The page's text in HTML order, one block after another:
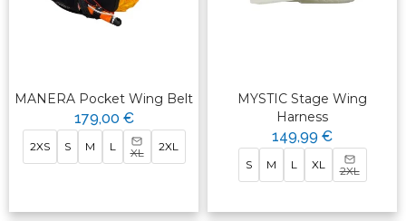
MANERA Pocket Wing Belt
179,00 €
2XS S M L XL 2XL
MYSTIC Stage Wing
Harness
149,99 €
S M L XL 2XL